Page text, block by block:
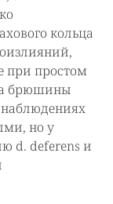
кольца
при простом
брюшины
но у
d. deferens и